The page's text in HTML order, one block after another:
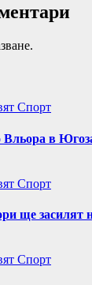
Спорт
Вльора в
Спорт
ще засилят
Спорт